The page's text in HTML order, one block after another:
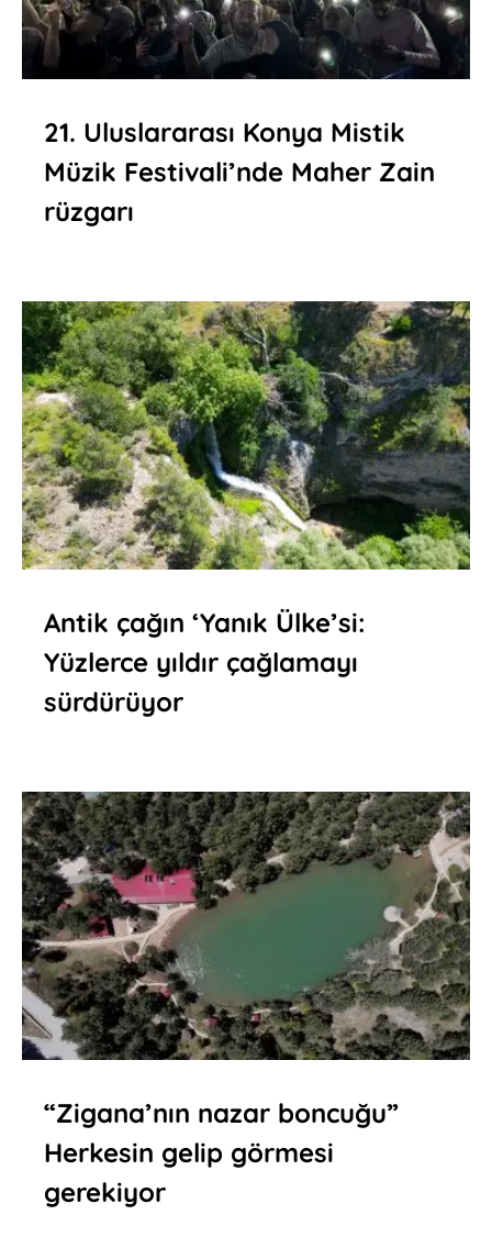
21. Uluslararası Konya Mistik
Müzik Festivali’nde Maher Zain
rüzgarı
Antik çağın ‘Yanık Ülke’si:
Yüzlerce yıldır çağlamayı
sürdürüyor
“Zigana’nın nazar boncuğu”
Herkesin gelip görmesi
gerekiyor